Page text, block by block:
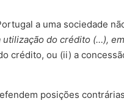
a uma sociedade
utilização do crédito (…), em
crédito, ou (ii) a
posições